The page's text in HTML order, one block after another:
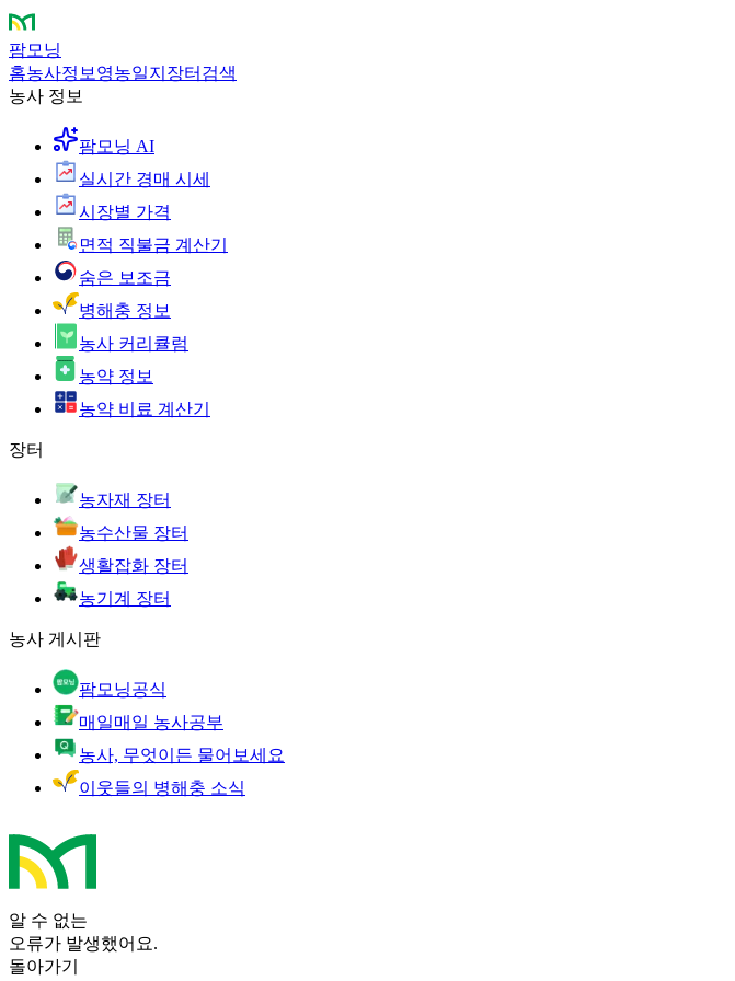
팜모닝
홈농사정보 영농일지 장터 검색
농사 정보
팜모닝 AI
실시간 경매 시세
시장별 가격
면적 직불금 계산기
숨은 보조금
병해충 정보
농사 커리큘럼
농약 정보
농약 비료 계산기
장터
농자재 장터
농수산물 장터
생활잡화 장터
농기계 장터
농사 게시판
팜모닝공식
매일매일 농사공부
농사, 무엇이든 물어보세요
이웃들의 병해충 소식
알 수 없는
오류가 발생했어요.
돌아가기